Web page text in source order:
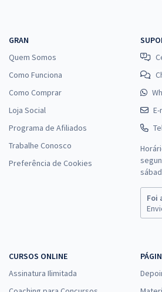
GRAN
Quem Somos
Como Funciona
Como Comprar
Loja Social
Programa de Afiliados
Trabalhe Conosco
Preferência de Cookies
Foi
CURSOS ONLINE
Assinatura Ilimitada